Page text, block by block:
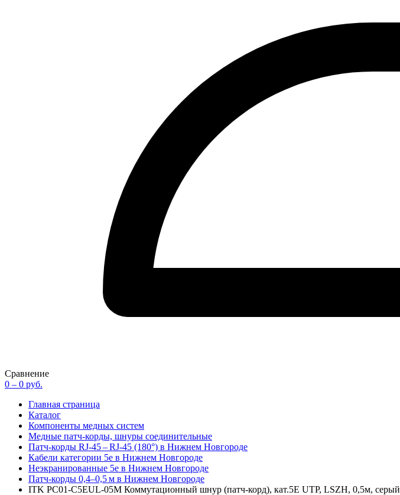
Сравнение
0 – 0 руб.
Главная страница
Каталог
Компоненты медных систем
Медные патч-корды, шнуры соединительные
Патч-корды RJ‑45 – RJ‑45 (180°) в Нижнем Новгороде
Кабели категории 5e в Нижнем Новгороде
Неэкранированные 5e в Нижнем Новгороде
Патч‑корды 0,4–0,5 м в Нижнем Новгороде
ITK PC01-C5EUL-05M Коммутационный шнур (патч-корд), кат.5Е UTP, LSZH, 0,5м, серый